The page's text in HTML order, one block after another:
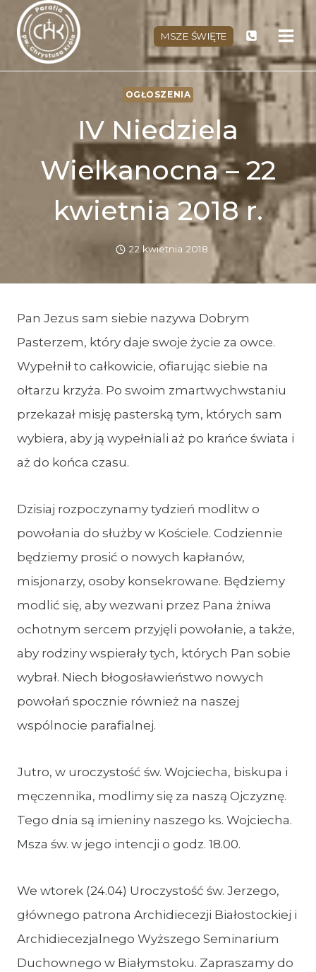
Przejdź
treści
MSZE ŚWIĘTE
OGŁOSZENIA
IV Niedziela
Wielkanocna – 22
kwietnia 2018 r.
22 kwietnia 2018
Pan Jezus sam siebie nazywa Dobrym
Pasterzem, który daje swoje życie za owce.
Wypełnił to całkowicie, ofiarując siebie na
ołtarzu krzyża. Po swoim zmartwychwstaniu
przekazał misję pasterską tym, których sam
wybiera, aby ją wypełniali aż po krańce świata i
aż do końca czasu.
Dzisiaj rozpoczynamy tydzień modlitw o
powołania do służby w Kościele. Codziennie
będziemy prosić o nowych kapłanów,
misjonarzy, osoby konsekrowane. Będziemy
modlić się, aby wezwani przez Pana żniwa
ochotnym sercem przyjęli powołanie, a także,
aby rodziny wspierały tych, których Pan sobie
wybrał. Niech błogosławieństwo nowych
powołań spocznie również na naszej
wspólnocie parafialnej.
Jutro, w uroczystość św. Wojciecha, biskupa i
męczennika, modlimy się za naszą Ojczyznę.
Tego dnia są imieniny naszego ks. Wojciecha.
Msza św. w jego intencji o godz. 18.00.
We wtorek (24.04) Uroczystość św. Jerzego,
głównego patrona Archidiecezji Białostockiej i
Archidiecezjalnego Wyższego Seminarium
Duchownego w Białymstoku. Zapraszamy do